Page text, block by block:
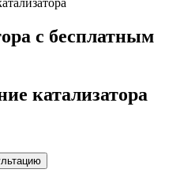
с бесплатным
катализатора